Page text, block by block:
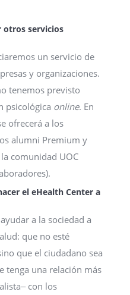
otros servicios
un servicio de
y organizaciones.
tenemos previsto
psicológica online. En
ofrecerá a los
alumni Premium y
comunidad UOC
el eHealth Center a
a la sociedad a
que no esté
que el ciudadano sea
tenga una relación más
con los